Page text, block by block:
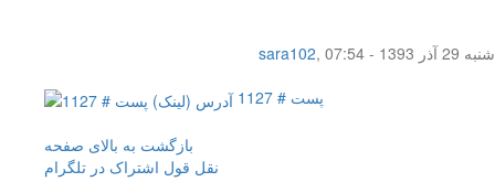
sara102,
شنبه 29 آذر 1393 - 07:54
پست # 1127
بازگشت به بالای صفحه
نقل قول اشتراک در تلگرام